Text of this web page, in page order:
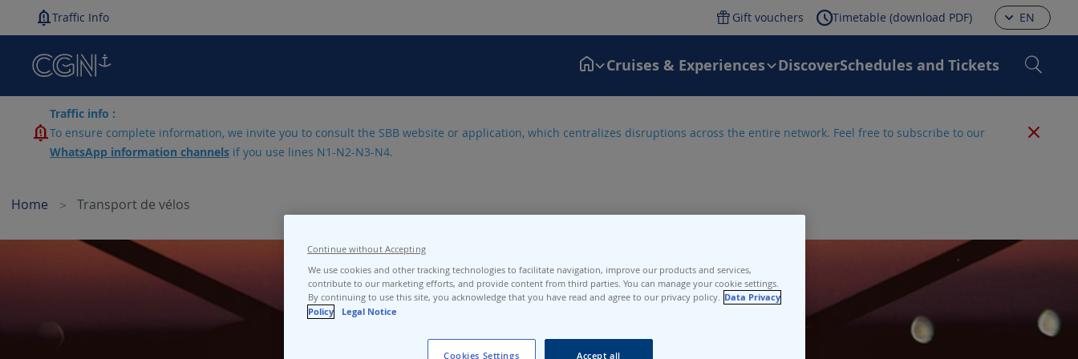
Traffic Info Gift vouchers Timetable (download PDF) EN
Cruises & Experiences DiscoverSchedules and Tickets
Traffic info :
To ensure complete information, we invite you to consult the SBB website or application, which centralizes disruptions across the entire network. Feel free to subscribe to our
WhatsApp information channels if you use lines N1-N2-N3-N4.
Home Transport de vélos
We use cookies and other tracking technologies to facilitate navigation, improve our products and services,
contribute to our marketing efforts, and provide content from third parties. You can manage your cookie settings.
By continuing to use this site, you acknowledge that you have read and agree to our privacy policy. Data Privacy
Policy
Legal Notice
Cookies Settings Accept all
Continue without Accepting